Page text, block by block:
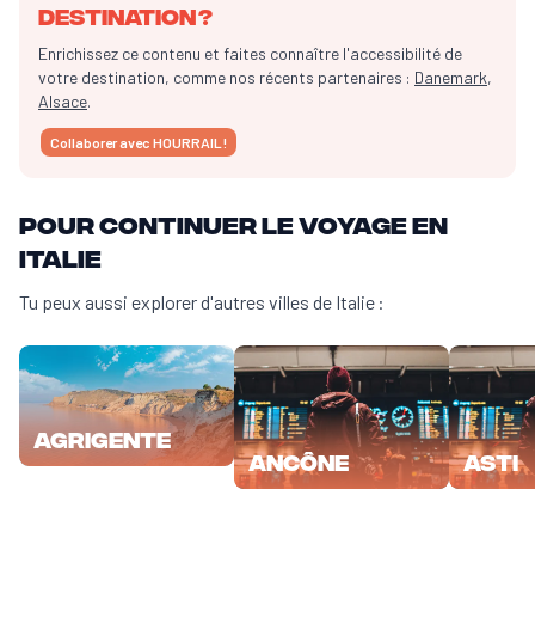
destination ?
Enrichissez ce contenu et faites connaître l'accessibilité de
votre destination, comme nos récents partenaires : Danemark,
Alsace.
Collaborer avec HOURRAIL !
Pour continuer le voyage en
Italie
Tu peux aussi explorer d'autres villes de Italie :
Agrigente
Ancône
Asti